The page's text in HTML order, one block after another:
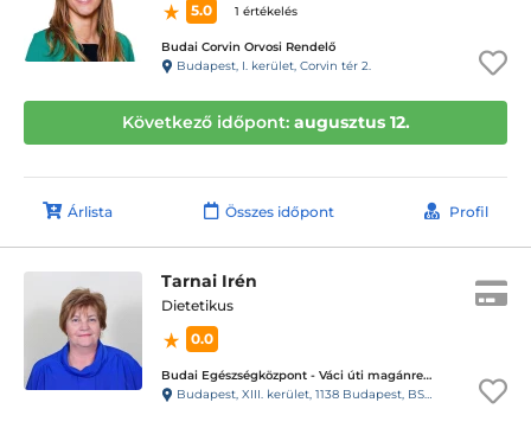
5.0
1 értékelés
Budai Corvin Orvosi Rendelő
Budapest, I. kerület, Corvin tér 2.
Következő időpont: augusztus 12.
Árlista Összes időpont Profil
Tarnai Irén
Dietetikus
0.0
Budai Egészségközpont - Váci úti magánrendelők
Budapest, XIII. kerület, 1138 Budapest, BSR Center, Váci út 135-139.